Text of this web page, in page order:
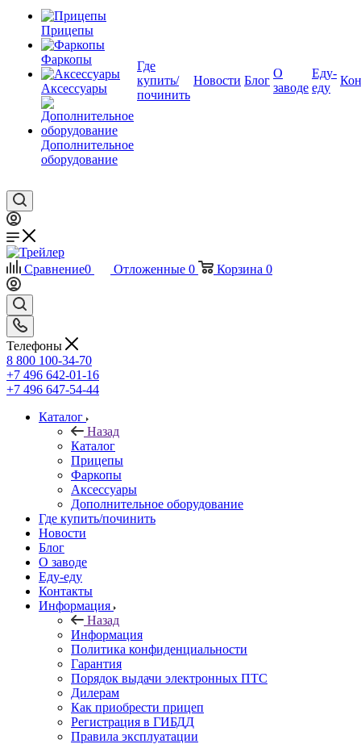
Прицепы
Фаркопы
Аксессуары
Дополнительное
оборудование
Где
купить/
починить
Новости Блог
О
заводе
Еду-
еду
Сравнение0 Отложенные 0 Корзина 0
Телефоны
8 800 100-34-70
+7 496 642-01-16
+7 496 647-54-44
Каталог
Назад
Каталог
Прицепы
Фаркопы
Аксессуары
Дополнительное оборудование
Где купить/починить
Новости
Блог
О заводе
Еду-еду
Контакты
Информация
Назад
Информация
Политика конфиденциальности
Гарантия
Порядок выдачи электронных ПТС
Дилерам
Как приобрести прицеп
Регистрация в ГИБДД
Правила эксплуатации